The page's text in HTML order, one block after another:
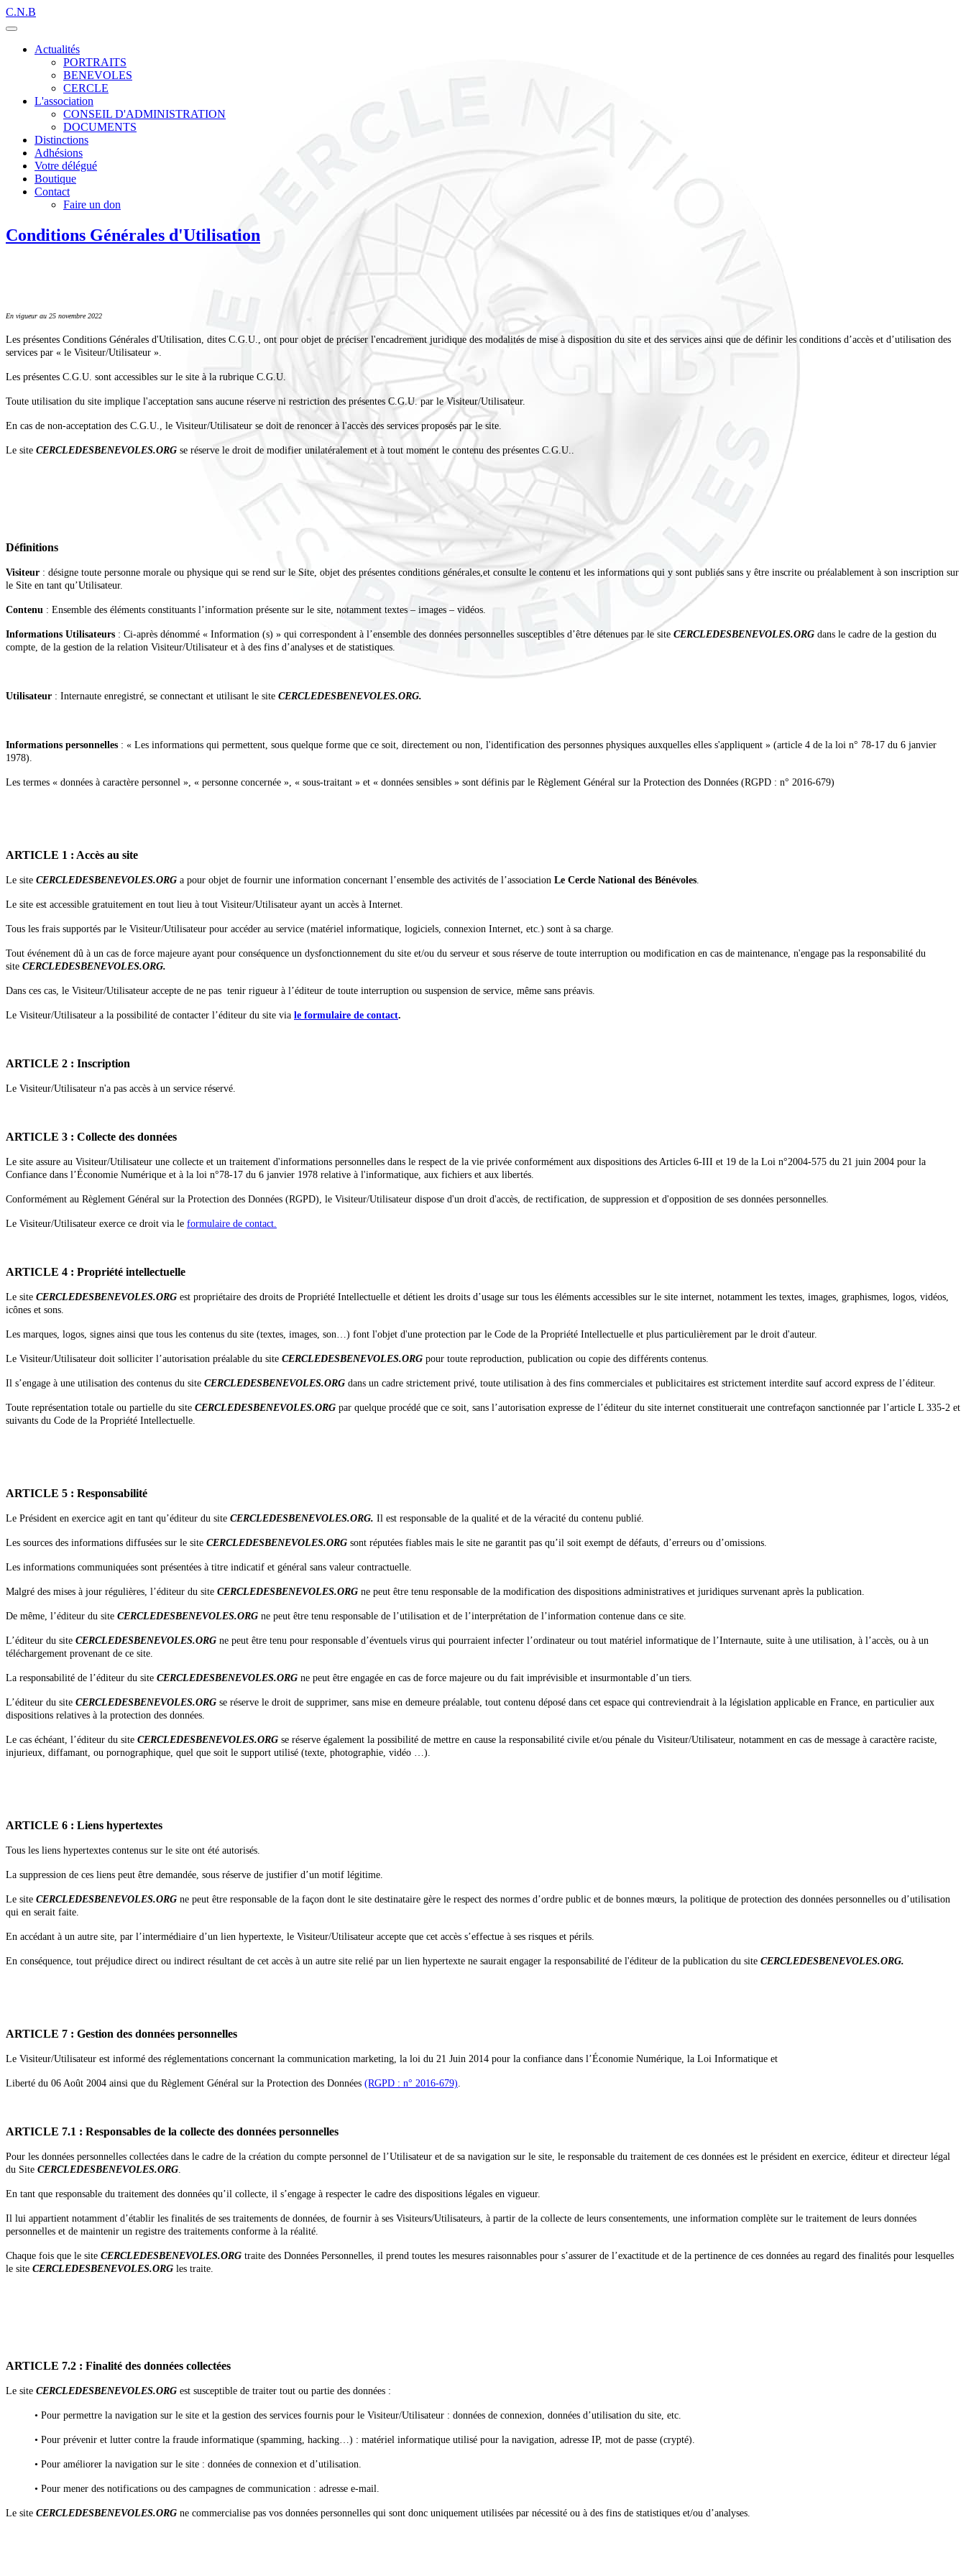
C.N.B
Actualités
PORTRAITS
BENEVOLES
CERCLE
L'association
CONSEIL D'ADMINISTRATION
DOCUMENTS
Distinctions
Adhésions
Votre délégué
Boutique
Contact
Faire un don
Conditions Générales d'Utilisation
En vigueur au 25 novembre 2022
Les présentes Conditions Générales d'Utilisation, dites C.G.U., ont pour objet de préciser l'encadrement juridique des modalités de mise à disposition du site et des services ainsi que de définir les conditions d’accès et d’utilisation des
services par « le Visiteur/Utilisateur ».
Les présentes C.G.U. sont accessibles sur le site à la rubrique C.G.U.
Toute utilisation du site implique l'acceptation sans aucune réserve ni restriction des présentes C.G.U. par le Visiteur/Utilisateur.
En cas de non-acceptation des C.G.U. , le Visiteur/Utilisateur se doit de renoncer à l'accès des services proposés par le site.
Le site CERCLEDESBENEVOLES.ORG se réserve le droit de modifier unilatéralement et à tout moment le contenu des présentes C.G.U.
Définitions
Visiteur : désigne toute personne morale ou physique qui se rend sur le Site, objet des présentes conditions générales,et consulte le contenu et les informations qui y sont publiés sans y être inscrite ou préalablement à son inscription sur
le Site en tant qu’Utilisateur.
Contenu : Ensemble des éléments constituants l’information présente sur le site, notamment textes – images – vidéos.
Informations Utilisateurs : Ci-après dénommé « Information (s) » qui correspondent à l’ensemble des données personnelles susceptibles d’être détenues par le site CERCLEDESBENEVOLES.ORG dans le cadre de la gestion du
compte, de la gestion de la relation Visiteur/Utilisateur et à des fins d’analyses et de statistiques.
Utilisateur : Internaute enregistré, se connectant et utilisant le site CERCLEDESBENEVOLES.ORG.
Informations personnelles : « Les informations qui permettent, sous quelque forme que ce soit, directement ou non, l'identification des personnes physiques auxquelles elles s'appliquent » (article 4 de la loi n° 78-17 du 6 janvier
1978).
Les termes « données à caractère personnel », « personne concernée », « sous-traitant » et « données sensibles » sont définis par le Règlement Général sur la Protection des Données (RGPD : n° 2016-679)
ARTICLE 1 : Accès au site
Le site CERCLEDESBENEVOLES.ORG a pour objet de fournir une information concernant l’ensemble des activités de l’association Le Cercle National des Bénévoles
Le site est accessible gratuitement en tout lieu à tout Visiteur/Utilisateur ayant un accès à Internet.
Tous les frais supportés par le Visiteur/Utilisateur pour accéder au service (matériel informatique, logiciels, connexion Internet, etc.) sont à sa charge.
Tout événement dû à un cas de force majeure ayant pour conséquence un dysfonctionnement du site et/ou du serveur et sous réserve de toute interruption ou modification en cas de maintenance, n'engage pas la responsabilité du
site CERCLEDESBENEVOLES.ORG.
Dans ces cas, le Visiteur/Utilisateur accepte de ne pas tenir rigueur à l’éditeur de toute interruption ou suspension de service, même sans préavis.
Le Visiteur/Utilisateur a la possibilité de contacter l’éditeur du site via le formulaire de contact.
ARTICLE 2 : Inscription
Le Visiteur/Utilisateur n'a pas accès à un service réservé.
ARTICLE 3 : Collecte des données
Le site assure au Visiteur/Utilisateur une collecte et un traitement d'informations personnelles dans le respect de la vie privée conformément aux dispositions des Articles 6-III et 19 de la Loi n°2004-575 du 21 juin 2004 pour la
Confiance dans l’Économie Numérique et à la loi n°78-17 du 6 janvier 1978 relative à l'informatique, aux fichiers et aux libertés.
Conformément au Règlement Général sur la Protection des Données (RGPD), le Visiteur/Utilisateur dispose d'un droit d'accès, de rectification, de suppression et d'opposition de ses données personnelles.
Le Visiteur/Utilisateur exerce ce droit via le formulaire de contact.
ARTICLE 4 : Propriété intellectuelle
Le site CERCLEDESBENEVOLES.ORG est propriétaire des droits de Propriété Intellectuelle et détient les droits d’usage sur tous les éléments accessibles sur le site internet, notamment les textes, images, graphismes, logos, vidéos,
icônes et sons.
Les marques, logos, signes ainsi que tous les contenus du site (textes, images, son…) font l'objet d'une protection par le Code de la Propriété Intellectuelle et plus particulièrement par le droit d'auteur.
Le Visiteur/Utilisateur doit solliciter l’autorisation préalable du site CERCLEDESBENEVOLES.ORG pour toute reproduction, publication ou copie des différents contenus.
Il s’engage à une utilisation des contenus du site CERCLEDESBENEVOLES.ORG dans un cadre strictement privé, toute utilisation à des fins commerciales et publicitaires est strictement interdite sauf accord express de l’éditeur.
Toute représentation totale ou partielle du site CERCLEDESBENEVOLES.ORG par quelque procédé que ce soit, sans l’autorisation expresse de l’éditeur du site internet constituerait une contrefaçon sanctionnée par l’article L 335-2 et
suivants du Code de la Propriété Intellectuelle.
ARTICLE 5 : Responsabilité
Le Président en exercice agit en tant qu’éditeur du site CERCLEDESBENEVOLES.ORG. Il est responsable de la qualité et de la véracité du contenu publié.
Les sources des informations diffusées sur le site CERCLEDESBENEVOLES.ORG sont réputées fiables mais le site ne garantit pas qu’il soit exempt de défauts, d’erreurs ou d’omissions.
Les informations communiquées sont présentées à titre indicatif et général sans valeur contractuelle.
Malgré des mises à jour régulières, l’éditeur du site CERCLEDESBENEVOLES.ORG ne peut être tenu responsable de la modification des dispositions administratives et juridiques survenant après la publication.
De même, l’éditeur du site CERCLEDESBENEVOLES.ORG ne peut être tenu responsable de l’utilisation et de l’interprétation de l’information contenue dans ce site.
L’éditeur du site CERCLEDESBENEVOLES.ORG ne peut être tenu pour responsable d’éventuels virus qui pourraient infecter l’ordinateur ou tout matériel informatique de l’Internaute, suite à une utilisation, à l’accès, ou à un
téléchargement provenant de ce site.
La responsabilité de l’éditeur du site CERCLEDESBENEVOLES.ORG ne peut être engagée en cas de force majeure ou du fait imprévisible et insurmontable d’un tiers.
L’éditeur du site CERCLEDESBENEVOLES.ORG se réserve le droit de supprimer, sans mise en demeure préalable, tout contenu déposé dans cet espace qui contreviendrait à la législation applicable en France, en particulier aux
dispositions relatives à la protection des données.
Le cas échéant, l’éditeur du site CERCLEDESBENEVOLES.ORG se réserve également la possibilité de mettre en cause la responsabilité civile et/ou pénale du Visiteur/Utilisateur, notamment en cas de message à caractère raciste,
injurieux, diffamant, ou pornographique, quel que soit le support utilisé (texte, photographie, vidéo …).
ARTICLE 6 : Liens hypertextes
Tous les liens hypertextes contenus sur le site ont été autorisés.
La suppression de ces liens peut être demandée, sous réserve de justifier d’un motif légitime.
Le site CERCLEDESBENEVOLES.ORG ne peut être responsable de la façon dont le site destinataire gère le respect des normes d’ordre public et de bonnes mœurs, la politique de protection des données personnelles ou d’utilisation
qui en serait faite.
En accédant à un autre site, par l’intermédiaire d’un lien hypertexte, le Visiteur/Utilisateur accepte que cet accès s’effectue à ses risques et périls.
En conséquence, tout préjudice direct ou indirect résultant de cet accès à un autre site relié par un lien hypertexte ne saurait engager la responsabilité de l'éditeur de la publication du site CERCLEDESBENEVOLES.ORG.
ARTICLE 7 : Gestion des données personnelles
Le Visiteur/Utilisateur est informé des réglementations concernant la communication marketing, la loi du 21 Juin 2014 pour la confiance dans l’Économie Numérique, la Loi Informatique et
Liberté du 06 Août 2004 ainsi que du Règlement Général sur la Protection des Données (RGPD : n° 2016-679)
ARTICLE 7.1 : Responsables de la collecte des données personnelles
Pour les données personnelles collectées dans le cadre de la création du compte personnel de l’Utilisateur et de sa navigation sur le site, le responsable du traitement de ces données est le président en exercice, éditeur et directeur légal
du Site CERCLEDESBENEVOLES.ORG
En tant que responsable du traitement des données qu’il collecte, il s’engage à respecter le cadre des dispositions légales en vigueur.
Il lui appartient notamment d’établir les finalités de ses traitements de données, de fournir à ses Visiteurs/Utilisateurs, à partir de la collecte de leurs consentements, une information complète sur le traitement de leurs données
personnelles et de maintenir un registre des traitements conforme à la réalité.
Chaque fois que le site CERCLEDESBENEVOLES.ORG traite des Données Personnelles, il prend toutes les mesures raisonnables pour s’assurer de l’exactitude et de la pertinence de ces données au regard des finalités pour lesquelles
le site CERCLEDESBENEVOLES.ORG les traite.
ARTICLE 7.2 : Finalité des données collectées
Le site CERCLEDESBENEVOLES.ORG est susceptible de traiter tout ou partie des données :
• Pour permettre la navigation sur le site et la gestion des services fournis pour le Visiteur/Utilisateur : données de connexion, données d’utilisation du site, etc.
• Pour prévenir et lutter contre la fraude informatique (spamming, hacking…) : matériel informatique utilisé pour la navigation, adresse IP, mot de passe (crypté).
• Pour améliorer la navigation sur le site : données de connexion et d’utilisation.
• Pour mener des notifications ou des campagnes de communication : adresse e-mail.
Le site CERCLEDESBENEVOLES.ORG ne commercialise pas vos données personnelles qui sont donc uniquement utilisées par nécessité ou à des fins de statistiques et/ou d’analyses.